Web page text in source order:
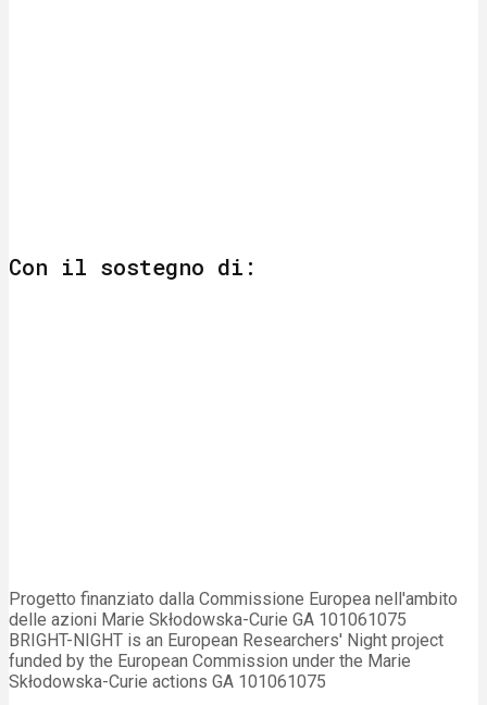
Con il sostegno di:
Progetto finanziato dalla Commissione Europea nell'ambito
delle azioni Marie Skłodowska-Curie GA 101061075
BRIGHT-NIGHT is an European Researchers' Night project
funded by the European Commission under the Marie
Skłodowska-Curie actions GA 101061075